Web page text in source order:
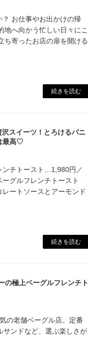
お仕事やお出かけの帰
地へ向かう忙しい日々にこ
ち寄ったお店の扉を開ける
続きを読む
スイーツ！とろけるバニ
最高♡
ンチトースト…1,980円／
グルフレンチトースト
ートソースとアーモンド
続きを読む
極上ベーグルフレンチト
の老舗ベーグル店。定番
サンドなど、選ぶ楽しさが